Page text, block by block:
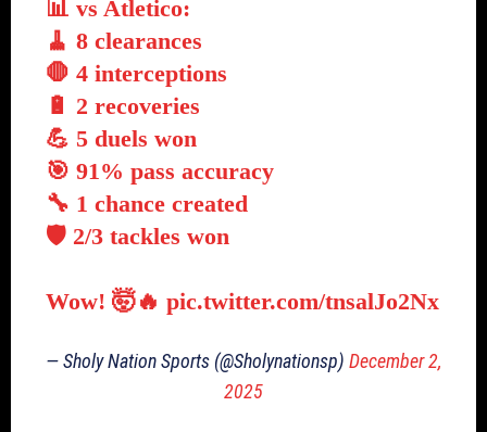
📊 vs Atletico:
🧹 8 clearances
🛑 4 interceptions
🔋 2 recoveries
💪 5 duels won
🎯 91% pass accuracy
🔧 1 chance created
🛡️ 2/3 tackles won
Wow! 🤯🔥 pic.twitter.com/tnsalJo2Nx
— Sholy Nation Sports (@Sholynationsp) December 2,
2025